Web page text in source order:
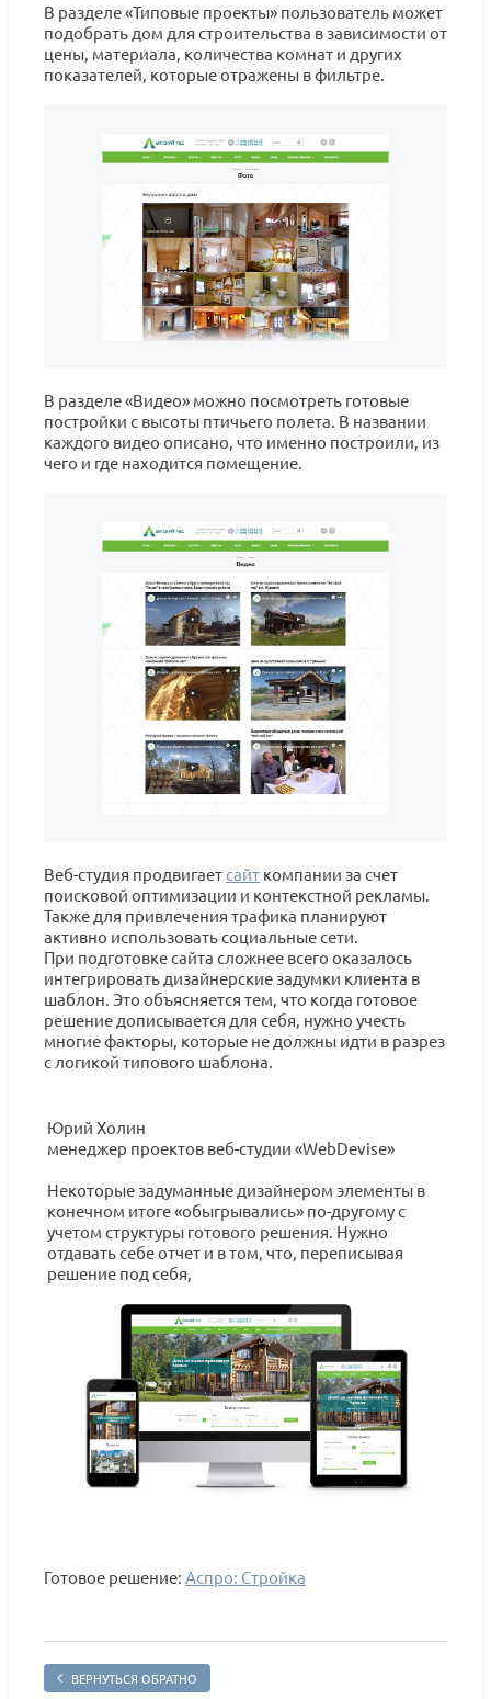
В разделе «Типовые проекты» пользователь может
подобрать дом для строительства в зависимости от
цены, материала, количества комнат и других
показателей, которые отражены в фильтре.
В разделе «Видео» можно посмотреть готовые
постройки с высоты птичьего полета. В названии
каждого видео описано, что именно построили, из
чего и где находится помещение.
Веб-студия продвигаетсайт компании за счет
поисковой оптимизации и контекстной рекламы.
Также для привлечения трафика планируют
активно использовать социальные сети.
При подготовке сайта сложнее всего оказалось
интегрировать дизайнерские задумки клиента в
шаблон. Это объясняется тем, что когда готовое
решение дописывается для себя, нужно учесть
многие факторы, которые не должны идти в разрез
с логикой типового шаблона.
Юрий Холин
менеджер проектов веб-студии «WebDevise»
Некоторые задуманные дизайнером элементы в
конечном итоге «обыгрывались» по-другому с
учетом структуры готового решения. Нужно
отдавать себе отчет и в том, что, переписывая
решение под себя,
Готовое решение: Аспро: Стройка
ВЕРНУТЬСЯ ОБРАТНО